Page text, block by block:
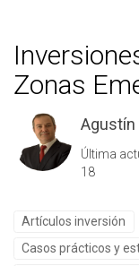
Zonas
Agustín
Última
18
Artículos inversión
Casos prácticos y